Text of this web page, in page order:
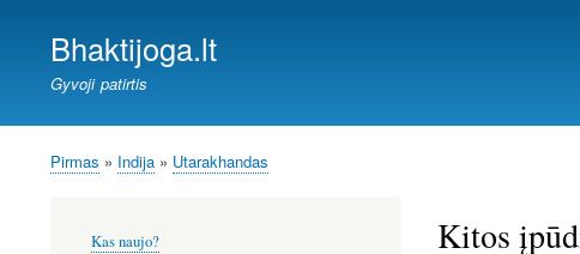
Bhaktijoga.lt
Gyvoji patirtis
Kelias
Pirmas Indija Utarakhandas
Kitos
meniu
Kas naujo?